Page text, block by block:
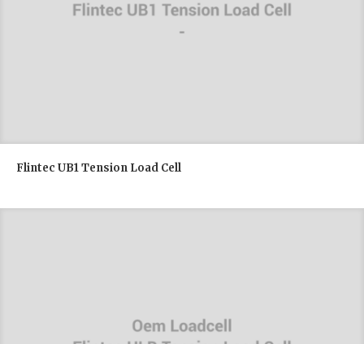
Flintec UB1 Tension Load Cell